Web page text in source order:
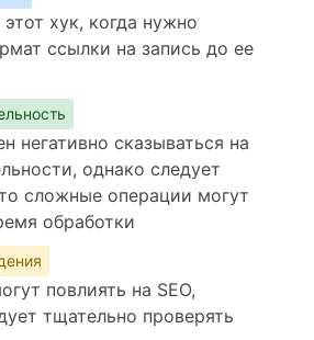
хук, когда нужно
ссылки на запись до ее
негативно сказываться на
однако следует
сложные операции могут
обработки
повлиять на SEO,
тщательно проверять